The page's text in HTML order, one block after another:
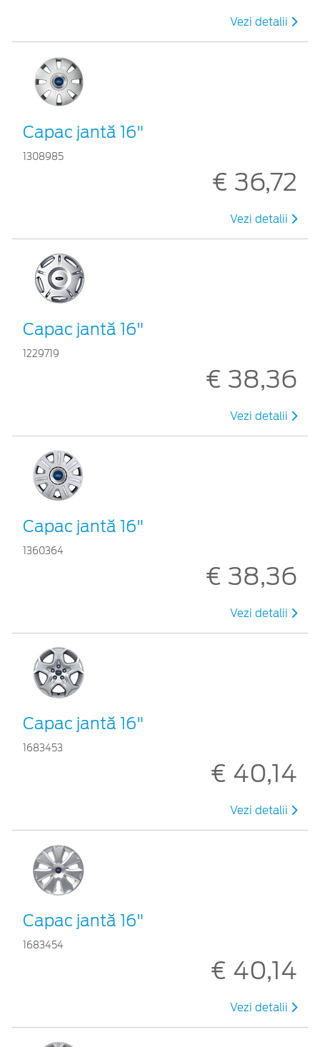
Vezi detalii
Capac jantă 16"
1308985
€ 36,72
Vezi detalii
Capac jantă 16"
1229719
€ 38,36
Vezi detalii
Capac jantă 16"
1360364
€ 38,36
Vezi detalii
Capac jantă 16"
1683453
€ 40,14
Vezi detalii
Capac jantă 16"
1683454
€ 40,14
Vezi detalii